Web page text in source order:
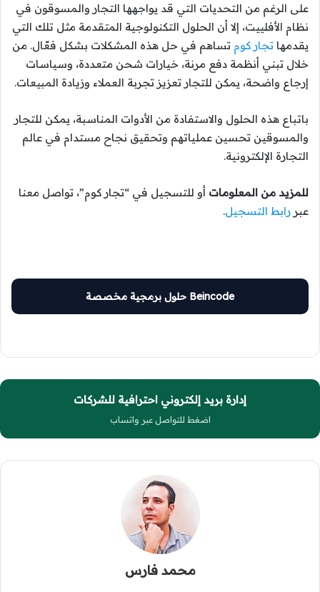
على الرغم من التحديات التي قد يواجهها التجار والمسوقون في
نظام الأفلييت، إلا أن الحلول التكنولوجية المتقدمة مثل تلك التي
يقدمها تجار كوم تساهم في حل هذه المشكلات بشكل فعّال. من
خلال تبني أنظمة دفع مرنة، خيارات شحن متعددة، وسياسات
إرجاع واضحة، يمكن للتجار تعزيز تجربة العملاء وزيادة المبيعات.
باتباع هذه الحلول والاستفادة من الأدوات المناسبة، يمكن للتجار
والمسوقين تحسين عملياتهم وتحقيق نجاح مستدام في عالم
التجارة الإلكترونية.
للمزيد من المعلومات أو للتسجيل في “تجار كوم”، تواصل معنا
عبر رابط التسجيل.
Beincode حلول برمجية مخصصة
إدارة بريد إلكتروني احترافية للشركات
اضغط للتواصل عبر واتساب
محمد فارس